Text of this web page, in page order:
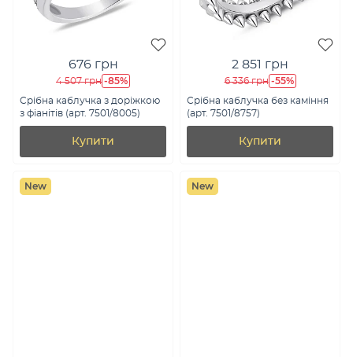
676 грн
4 507 грн -85%
Срібна каблучка з доріжкою
з фіанітів (арт. 7501/8005)
Купити
2 851 грн
6 336 грн -55%
Срібна каблучка без каміння
(арт. 7501/8757)
Купити
New New